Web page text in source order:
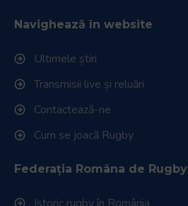
Navighează în website
Ultimele știri
Transmisii live și reluări
Contactează-ne
Cum se joacă Rugby
Federația Româna de Rugby